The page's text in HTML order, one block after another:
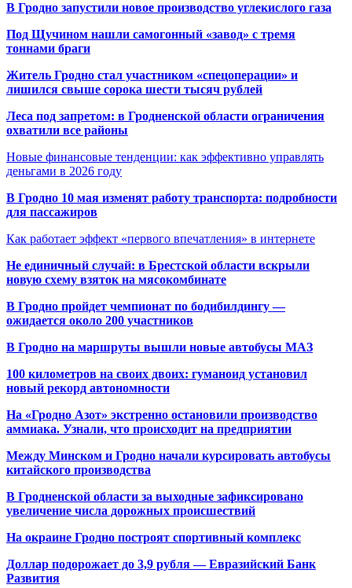
В Гродно запустили новое производство углекислого газа
Под Щучином нашли самогонный «завод» с тремя
тоннами браги
Житель Гродно стал участником «спецоперации» и
лишился свыше сорока шести тысяч рублей
Леса под запретом: в Гродненской области ограничения
охватили все районы
Новые финансовые тенденции: как эффективно управлять
деньгами в 2026 году
В Гродно 10 мая изменят работу транспорта: подробности
для пассажиров
Как работает эффект «первого впечатления» в интернете
Не единичный случай: в Брестской области вскрыли
новую схему взяток на мясокомбинате
В Гродно пройдет чемпионат по бодибилдингу —
ожидается около 200 участников
В Гродно на маршруты вышли новые автобусы МАЗ
100 километров на своих двоих: гуманоид установил
новый рекорд автономности
На «Гродно Азот» экстренно остановили производство
аммиака. Узнали, что происходит на предприятии
Между Минском и Гродно начали курсировать автобусы
китайского производства
В Гродненской области за выходные зафиксировано
увеличение числа дорожных происшествий
На окраине Гродно построят спортивный комплекс
Доллар подорожает до 3,9 рубля — Евразийский Банк
Развития